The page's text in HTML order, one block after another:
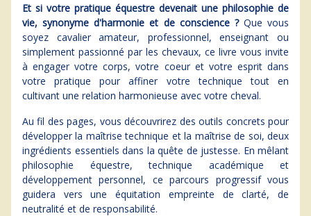
Et si votre pratique équestre devenait une philosophie de
vie, synonyme d'harmonie et de conscience ? Que vous
soyez cavalier amateur, professionnel, enseignant ou
simplement passionné par les chevaux, ce livre vous invite
à engager votre corps, votre coeur et votre esprit dans
votre pratique pour affiner votre technique tout en
cultivant une relation harmonieuse avec votre cheval.
Au fil des pages, vous découvrirez des outils concrets pour
développer la maîtrise technique et la maîtrise de soi, deux
ingrédients essentiels dans la quête de justesse. En mêlant
philosophie équestre, technique académique et
développement personnel, ce parcours progressif vous
guidera vers une équitation empreinte de clarté, de
neutralité et de responsabilité.